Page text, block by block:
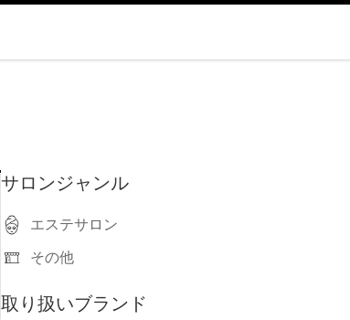
サロンジャンル
エステサロン
その他
取り扱いブランド